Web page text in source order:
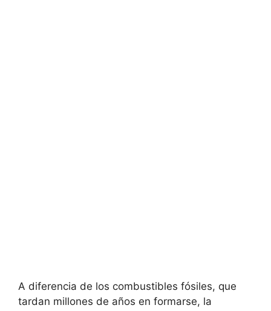
A diferencia de los combustibles fósiles, que
tardan millones de años en formarse, la